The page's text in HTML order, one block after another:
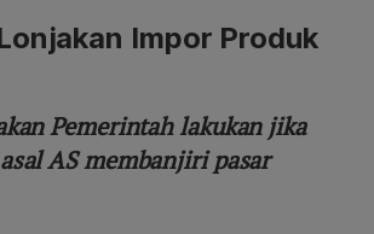
Impor Produk
Pemerintah lakukan jika
AS membanjiri pasar